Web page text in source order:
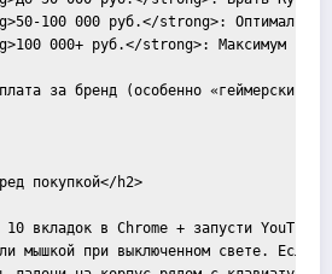
100 000 руб.</strong>:
000+ руб.</strong>: Максимум
за бренд (особенно «геймерский»
покупкой</h2>
10 вкладок в Chrome + запусти
мышкой при выключенном свете. Если